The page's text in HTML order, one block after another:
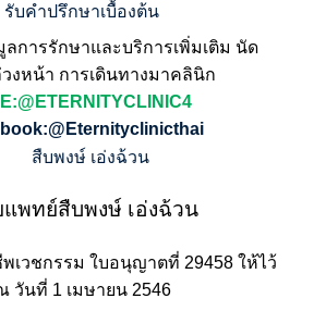
รับคำปรึกษาเบื้องต้น
การรักษาและบริการเพิ่มเติม นัด
งหน้า การเดินทางมาคลินิก
แพทย์สืบพงษ์ เอ่งฉ้วน
เวชกรรม ใบอนุญาตที่ 29458 ให้ไว้
วันที่ 1 เมษายน 2546